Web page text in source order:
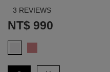
3 REVIEWS
NT$ 990